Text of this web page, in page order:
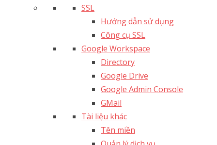
SSL
Hướng dẫn sử dụng
Công cụ SSL
Google Workspace
Directory
Google Drive
Google Admin Console
GMail
Tài liệu khác
Tên miền